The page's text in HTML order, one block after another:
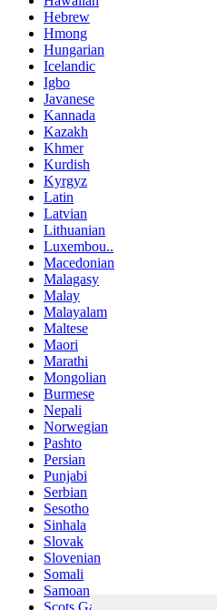
Hebrew
Hmong
Hungarian
Icelandic
Igbo
Javanese
Kannada
Kazakh
Khmer
Kurdish
Kyrgyz
Latin
Latvian
Lithuanian
Luxembou..
Macedonian
Malagasy
Malay
Malayalam
Maltese
Maori
Marathi
Mongolian
Burmese
Nepali
Norwegian
Pashto
Persian
Punjabi
Serbian
Sesotho
Sinhala
Slovak
Slovenian
Somali
Samoan